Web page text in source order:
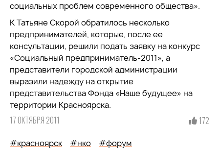
социальных проблем современного общества».
К Татьяне Скорой обратилось несколько
предпринимателей, которые, после ее
консультации, решили подать заявку на конкурс
«Социальный предприниматель-2011», а
представители городской администрации
выразили надежду на открытие
представительства Фонда «Наше будущее» на
территории Красноярска.
17 ОКТЯБРЯ 2011 172
#красноярск #нко
#форум